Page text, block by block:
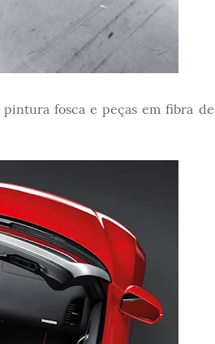
fosca e peças em fibra de